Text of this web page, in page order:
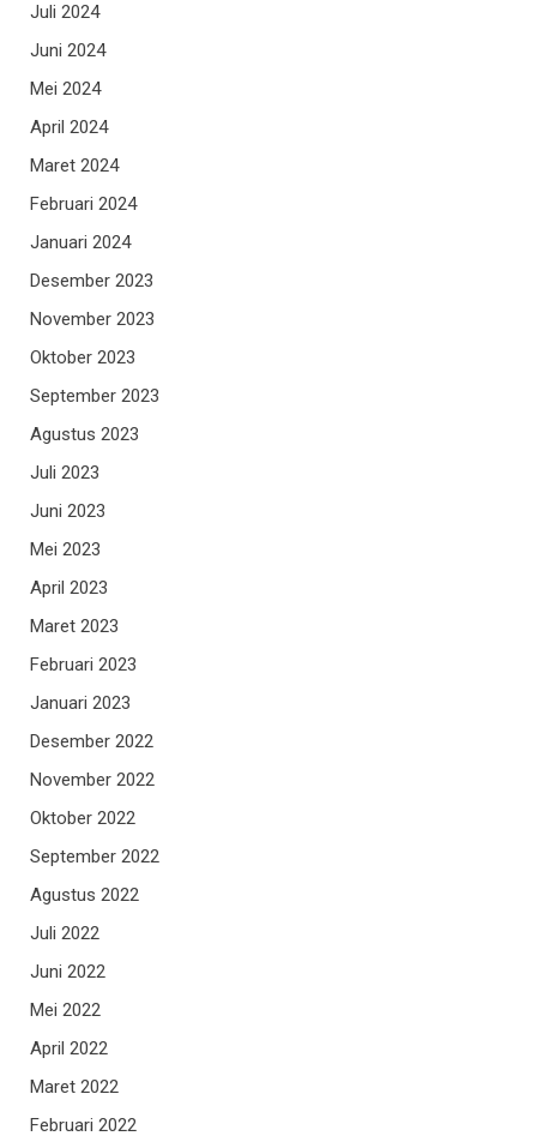
Juli 2024
Juni 2024
Mei 2024
April 2024
Maret 2024
Februari 2024
Januari 2024
Desember 2023
November 2023
Oktober 2023
September 2023
Agustus 2023
Juli 2023
Juni 2023
Mei 2023
April 2023
Maret 2023
Februari 2023
Januari 2023
Desember 2022
November 2022
Oktober 2022
September 2022
Agustus 2022
Juli 2022
Juni 2022
Mei 2022
April 2022
Maret 2022
Februari 2022